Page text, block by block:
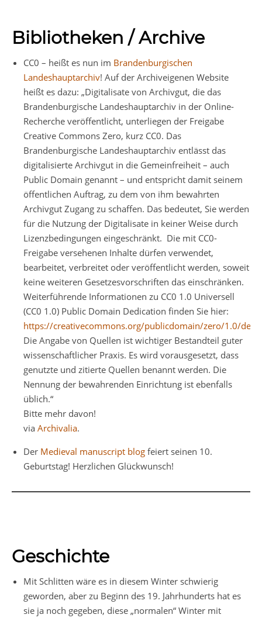
Bibliotheken / Archive
CC0 – heißt es nun im Brandenburgischen
Landeshauptarchiv! Auf der Archiveigenen Website
heißt es dazu: „Digitalisate von Archivgut, die das
Brandenburgische Landeshauptarchiv in der Online-
Recherche veröffentlicht, unterliegen der Freigabe
Creative Commons Zero, kurz CC0. Das
Brandenburgische Landeshauptarchiv entlässt das
digitalisierte Archivgut in die Gemeinfreiheit – auch
Public Domain genannt – und entspricht damit seinem
öffentlichen Auftrag, zu dem von ihm bewahrten
Archivgut Zugang zu schaffen. Das bedeutet, Sie werden
für die Nutzung der Digitalisate in keiner Weise durch
Lizenzbedingungen eingeschränkt. Die mit CC0-
Freigabe versehenen Inhalte dürfen verwendet,
bearbeitet, verbreitet oder veröffentlicht werden, soweit
keine weiteren Gesetzesvorschriften das einschränken.
Weiterführende Informationen zu CC0 1.0 Universell
(CC0 1.0) Public Domain Dedication finden Sie hier:
https://creativecommons.org/publicdomain/zero/1.0/
Die Angabe von Quellen ist wichtiger Bestandteil guter
wissenschaftlicher Praxis. Es wird vorausgesetzt, dass
genutzte und zitierte Quellen benannt werden. Die
Nennung der bewahrenden Einrichtung ist ebenfalls
üblich.“
Bitte mehr davon!
via Archivalia.
Der Medieval manuscript blog feiert seinen 10.
Geburtstag! Herzlichen Glückwunsch!
Geschichte
Mit Schlitten wäre es in diesem Winter schwierig
geworden, aber zu Beginn des 19. Jahrhunderts hat es
sie ja noch gegeben, diese „normalen“ Winter mit